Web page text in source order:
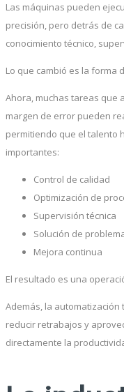
Las máquinas pueden
precisión, pero detrás de
conocimiento técnico,
Lo que cambió es la forma
Ahora, muchas tareas que
margen de error pueden
permitiendo que el talento
importantes:
Control de calidad
Optimización de
Supervisión técnica
Solución de
Mejora continua
El resultado es una
Además, la
reducir retrabajos y
directamente la